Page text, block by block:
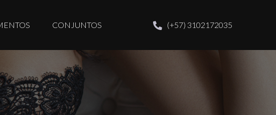
CONJUNTOS (+57) 3102172035